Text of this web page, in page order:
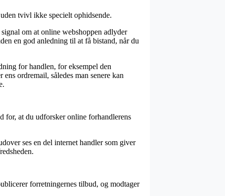
tvivl ikke specielt ophidsende.
om at online webshoppen adlyder
en god anledning til at få bistand, når du
for handlen, for eksempel den
ordremail, således man senere kan
for, at du udforsker online forhandlerens
ses en del internet handler som giver
forretningernes tilbud, og modtager